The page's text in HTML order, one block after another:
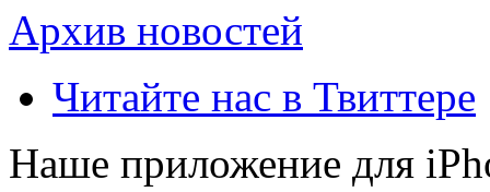
Архив новостей
Читайте нас в Твиттере
Наше приложение для